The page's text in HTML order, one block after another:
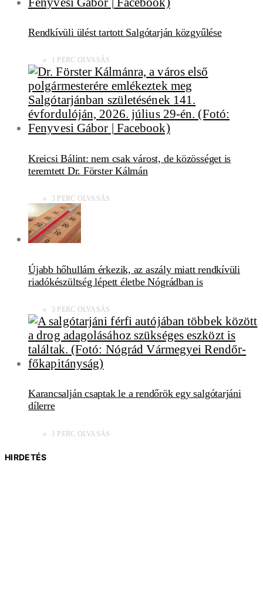
Rendkívüli ülést tartott Salgótarján közgyűlése
1 PERC OLVASÁS
Kreicsi Bálint: nem csak várost, de közösséget is
teremtett Dr. Förster Kálmán
3 PERC OLVASÁS
Újabb hőhullám érkezik, az aszály miatt rendkívüli
riadókészültség lépett életbe Nógrádban is
3 PERC OLVASÁS
Karancsalján csaptak le a rendőrök egy salgótarjáni
dílerre
1 PERC OLVASÁS
HIRDETÉS